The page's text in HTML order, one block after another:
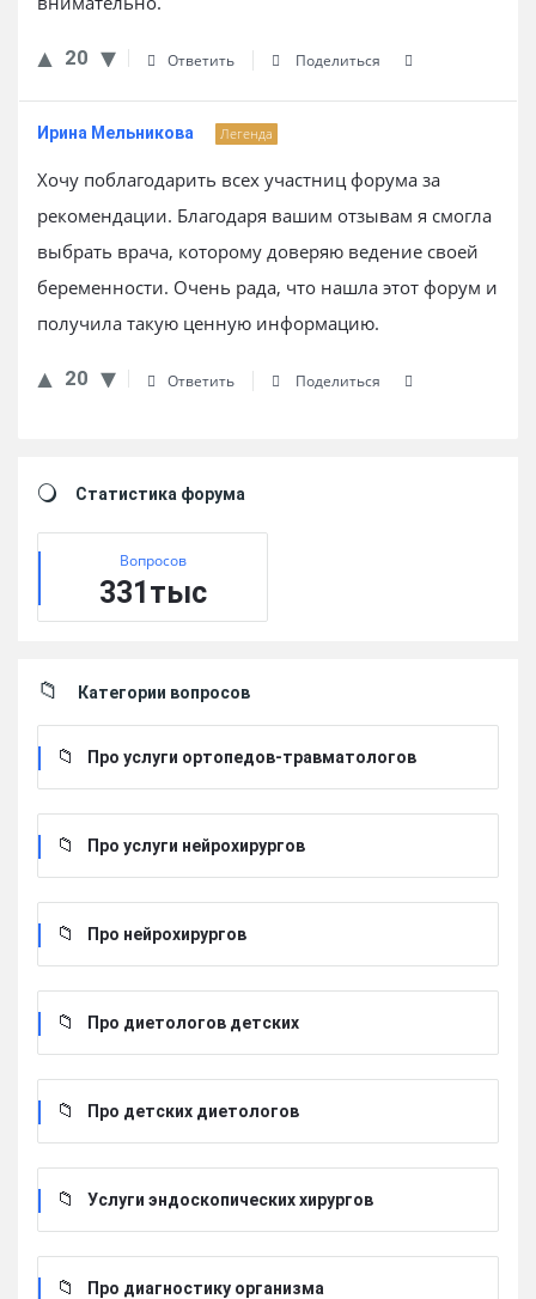
20 Ответить Поделиться
Ирина Мельникова Легенда
Хочу поблагодарить всех участниц форума за
рекомендации. Благодаря вашим отзывам я смогла
выбрать врача, которому доверяю ведение своей
беременности. Очень рада, что нашла этот форум и
получила такую ценную информацию.
20 Ответить Поделиться
Статистика форума
Вопросов
331тыс
Категории вопросов
Про услуги ортопедов-травматологов
Про услуги нейрохирургов
Про нейрохирургов
Про диетологов детских
Про детских диетологов
Услуги эндоскопических хирургов
Про диагностику организма